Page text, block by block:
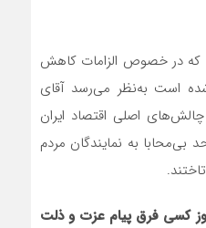
که در خصوص الزامات کاهش
است به‌نظر می‌رسد آقای
اصلی اقتصاد ایران
بی‌محابا به نمایندگان مردم
کسی فرق پیام عزت و ذلت